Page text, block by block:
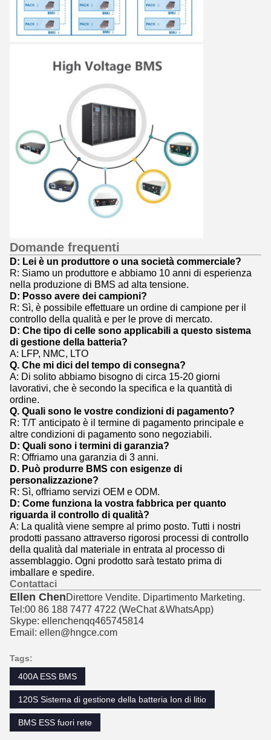
Domande frequenti
D: Lei è un produttore o una società commerciale?
R: Siamo un produttore e abbiamo 10 anni di esperienza
nella produzione di BMS ad alta tensione.
D: Posso avere dei campioni?
R: Sì, è possibile effettuare un ordine di campione per il
controllo della qualità e per le prove di mercato.
D: Che tipo di celle sono applicabili a questo sistema
di gestione della batteria?
A: LFP, NMC, LTO
Q. Che mi dici del tempo di consegna?
A: Di solito abbiamo bisogno di circa 15-20 giorni
lavorativi, che è secondo la specifica e la quantità di
ordine.
Q. Quali sono le vostre condizioni di pagamento?
R: T/T anticipato è il termine di pagamento principale e
altre condizioni di pagamento sono negoziabili.
D: Quali sono i termini di garanzia?
R: Offriamo una garanzia di 3 anni.
D. Può produrre BMS con esigenze di
personalizzazione?
R: Sì, offriamo servizi OEM e ODM.
D: Come funziona la vostra fabbrica per quanto
riguarda il controllo di qualità?
A: La qualità viene sempre al primo posto. Tutti i nostri
prodotti passano attraverso rigorosi processi di controllo
della qualità dal materiale in entrata al processo di
assemblaggio. Ogni prodotto sarà testato prima di
imballare e spedire.
Contattaci
Ellen ChenDirettore Vendite. Dipartimento Marketing.
Tel:00 86 188 7477 4722 (WeChat &WhatsApp)
Skype: ellenchenqq465745814
Email: ellen@hngce.com
Tags:
400A ESS BMS
120S Sistema di gestione della batteria Ion di litio
BMS ESS fuori rete